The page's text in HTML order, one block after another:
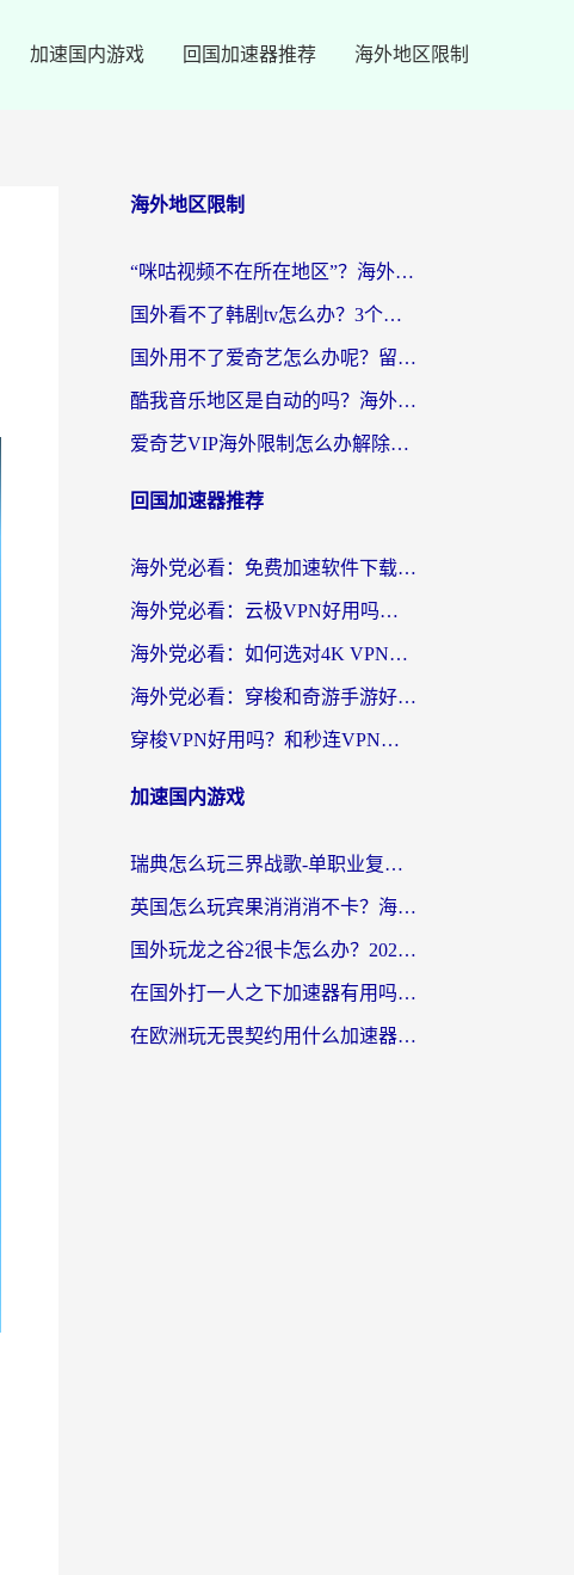
加速国内游戏 回国加速器推荐 海外地区限制
海外地区限制
“咪咕视频不在所在地区”？海外党追剧看片、炒股的救星来了！
国外看不了韩剧tv怎么办？3个实用技巧解决海外追剧难题（附书旗小说&社保查询攻略）
国外用不了爱奇艺怎么办呢？留学生亲测有效的回国加速方案
酷我音乐地区是自动的吗？海外党听国内音乐看视频的真实解决方案
爱奇艺VIP海外限制怎么办解除？海外党追剧看片的终极解决方案
回国加速器推荐
海外党必看：免费加速软件下载指南——无缝访问国内资源的正确打开方式
海外党必看：云极VPN好用吗？和旋风VPN对比哪个回国效果更好？附真实体验+选择攻略
海外党必看：如何选对4K VPN，无缝刷国内剧听网易云？
海外党必看：穿梭和奇游手游好用吗？3步选对回国加速器，流畅看CCTV5海外直播
穿梭VPN好用吗？和秒连VPN对比哪个回国效果更好？海外党亲测实用指南
加速国内游戏
瑞典怎么玩三界战歌-单职业复古传奇手游？海外党国服游戏加速终极指南
英国怎么玩宾果消消消不卡？海外党国服游戏加速终极攻略（附守望第九大陆解决办法）
国外玩龙之谷2很卡怎么办？2026海外党必看的国服游戏加速全攻略
在国外打一人之下加速器有用吗？海外党国服游戏畅玩全攻略
在欧洲玩无畏契约用什么加速器好？2026海外党亲测有效指南